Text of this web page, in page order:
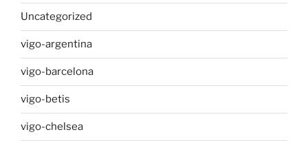
Uncategorized
vigo-argentina
vigo-barcelona
vigo-betis
vigo-chelsea